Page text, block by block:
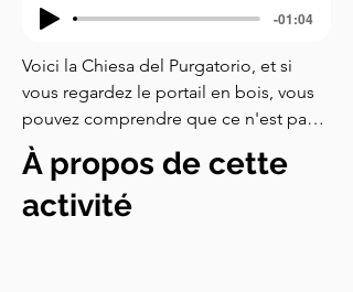
-01:04
Voici la Chiesa del Purgatorio, et si
vous regardez le portail en bois, vous
pouvez comprendre que ce n'est pas
une église subtile. Regardez de près le
portail, et vous verrez qu'il a trente-six
panneaux, et chacun d'eux présente un
crâne. Ce qui est intéressant, c'est que
À propos de cette
activité